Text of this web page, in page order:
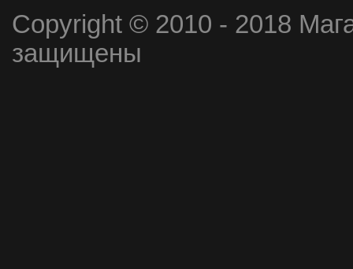
Copyright © 2010 - 2018
защищены